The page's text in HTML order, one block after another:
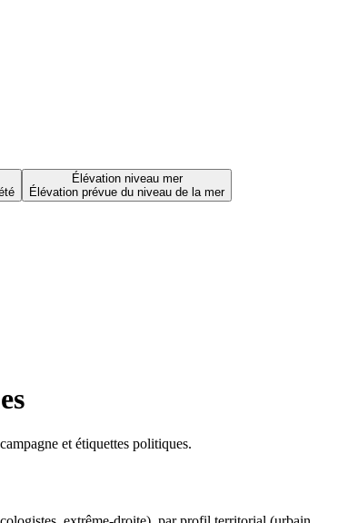
Élévation niveau mer
Élévation prévue du niveau de la mer
et étiquettes politiques.